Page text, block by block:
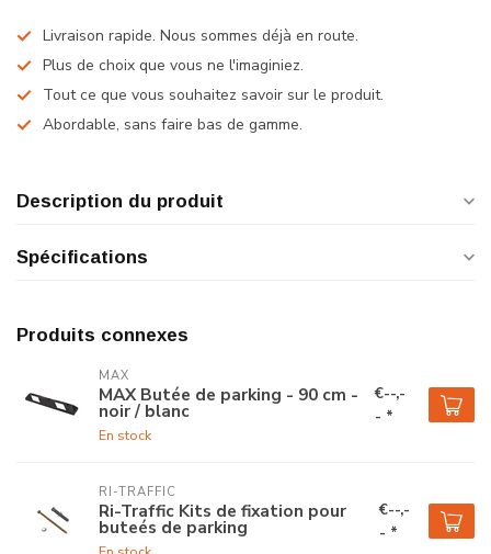
Livraison rapide. Nous sommes déjà en route.
Plus de choix que vous ne l'imaginiez.
Tout ce que vous souhaitez savoir sur le produit.
Abordable, sans faire bas de gamme.
Description du produit
Spécifications
Produits connexes
MAX
MAX Butée de parking - 90 cm -
noir / blanc
En stock
€--,-
- *
RI-TRAFFIC
Ri-Traffic Kits de fixation pour
buteés de parking
€--,-
- *